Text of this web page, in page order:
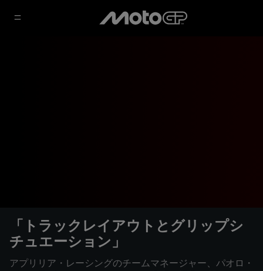
「トラックレイアウトとグリップシ
チュエーション」
アプリリア・レーシングのチームマネージャー、パオロ・